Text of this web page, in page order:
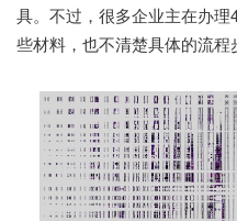
具。不过，很多企业主在办
些材料，也不清楚具体的流程